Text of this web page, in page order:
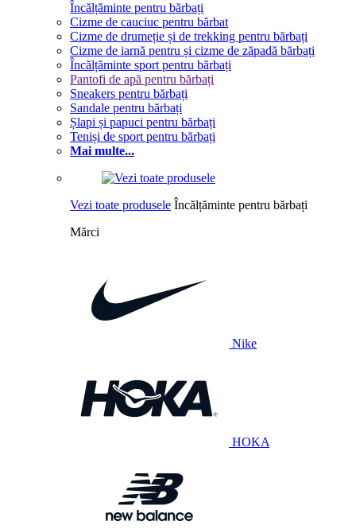
Încălțăminte pentru bărbați
Cizme de cauciuc pentru bărbat
Cizme de drumeție și de trekking pentru bărbați
Cizme de iarnă pentru și cizme de zăpadă bărbați
Încălțăminte sport pentru bărbați
Pantofi de apă pentru bărbați
Sneakers pentru bărbați
Sandale pentru bărbați
Șlapi și papuci pentru bărbați
Teniși de sport pentru bărbați
Mai multe...
Vezi toate produsele Încălțăminte pentru bărbați
Mărci
Nike
HOKA